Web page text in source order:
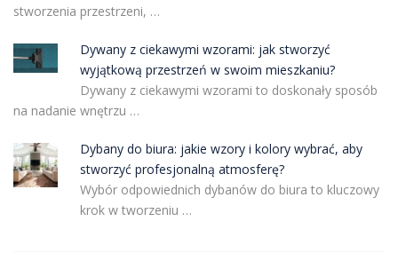
stworzenia przestrzeni, …
Dywany z ciekawymi wzorami: jak stworzyć
wyjątkową przestrzeń w swoim mieszkaniu?
Dywany z ciekawymi wzorami to doskonały sposób
na nadanie wnętrzu …
Dybany do biura: jakie wzory i kolory wybrać, aby
stworzyć profesjonalną atmosferę?
Wybór odpowiednich dybanów do biura to kluczowy
krok w tworzeniu …